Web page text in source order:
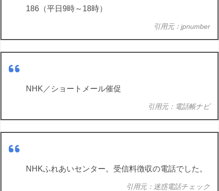
186（平日9時～18時）
引用元：jpnumber
NHK／ショートメール催促
引用元：電話帳ナビ
NHKふれあいセンター。受信料徴収の電話でした。
引用元：迷惑電話チェック